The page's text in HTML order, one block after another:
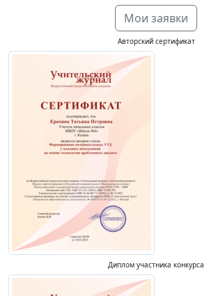
Мои заявки
Авторский сертификат
Диплом участника конкурса